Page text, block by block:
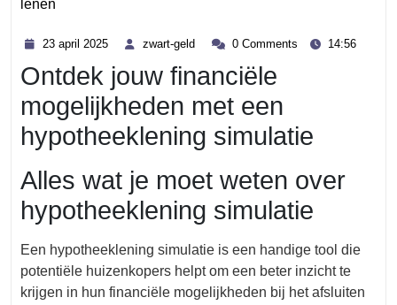
lenen
23 april 2025
2025
zwart-geld
zwart- 0 Comments 14:56
Ontdek jouw financiële
mogelijkheden met een
hypotheeklening simulatie
Alles wat je moet weten over
hypotheeklening simulatie
Een hypotheeklening simulatie is een handige tool die
potentiële huizenkopers helpt om een beter inzicht te
krijgen in hun financiële mogelijkheden bij het afsluiten